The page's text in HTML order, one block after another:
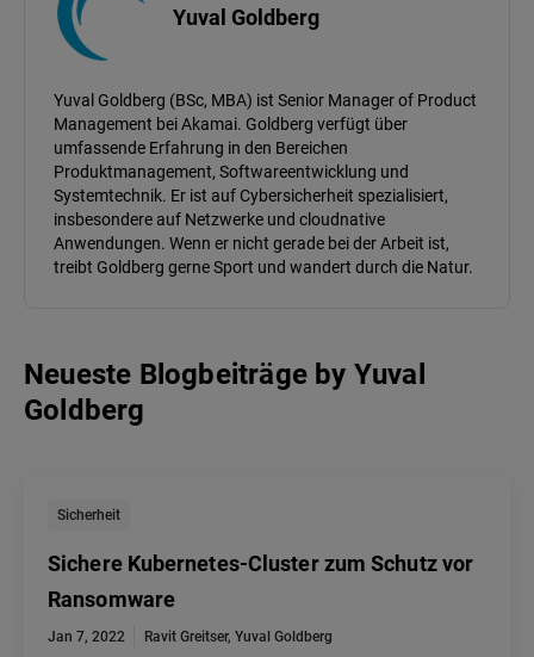
Yuval Goldberg
Yuval Goldberg (BSc, MBA) ist Senior Manager of Product
Management bei Akamai. Goldberg verfügt über
umfassende Erfahrung in den Bereichen
Produktmanagement, Softwareentwicklung und
Systemtechnik. Er ist auf Cybersicherheit spezialisiert,
insbesondere auf Netzwerke und cloudnative
Anwendungen. Wenn er nicht gerade bei der Arbeit ist,
treibt Goldberg gerne Sport und wandert durch die Natur.
Neueste Blogbeiträge by Yuval
Goldberg
Sicherheit
Sichere Kubernetes-Cluster zum Schutz vor
Ransomware
Jan 7, 2022 Ravit Greitser, Yuval Goldberg